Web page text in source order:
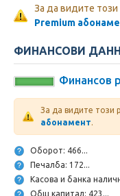
За да видите
Premium
ФИНАНСОВИ
Финансов
За да видите този
абонамент.
Оборот: 466...
Печалба: 172...
Общ капитал: 423...